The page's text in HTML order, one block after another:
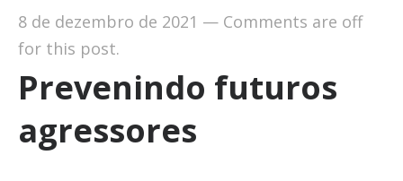
8 de dezembro de 2021 — Comments are off
for this post.
Prevenindo futuros
agressores